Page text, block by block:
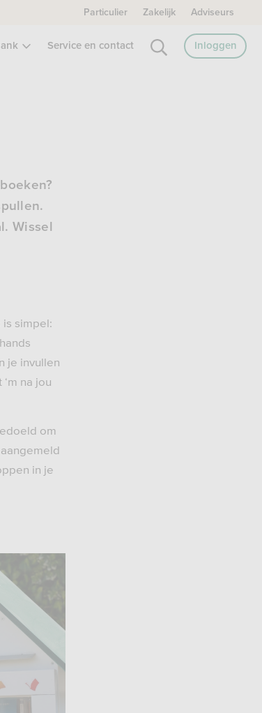
Particulier Zakelijk Adviseurs
Service en contact Inloggen
Wissel
simpel:
je invullen
na jou
om
in je